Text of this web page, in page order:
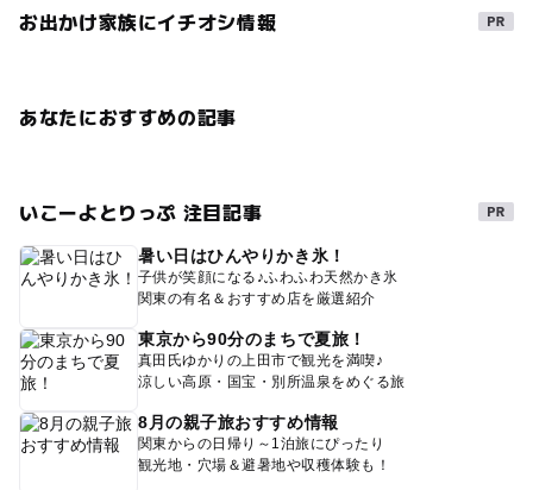
お出かけ家族にイチオシ情報
あなたにおすすめの記事
いこーよとりっぷ 注目記事
暑い日はひんやりかき氷！
子供が笑顔になる♪ふわふわ天然かき氷
関東の有名＆おすすめ店を厳選紹介
東京から90分のまちで夏旅！
真田氏ゆかりの上田市で観光を満喫♪
涼しい高原・国宝・別所温泉をめぐる旅
8月の親子旅おすすめ情報
関東からの日帰り～1泊旅にぴったり
観光地・穴場＆避暑地や収穫体験も！